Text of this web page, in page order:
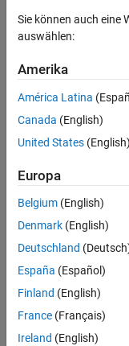
Business
Globalisierung
Infrastructure
Quality
Software
Technical Writing
Derzeit
es
keine
offenen
Stellen,
Ihren
Suchkriterien
entsprechen.
können
die
Suchkriterien
weiter
fassen
oder
Sie können auch eine
auswählen:
Amerika
América Latina
Canada (English)
United States (English)
Europa
Belgium (English)
Denmark (English)
Deutschland
España (Español)
Finland (English)
France (Français)
Ireland (English)